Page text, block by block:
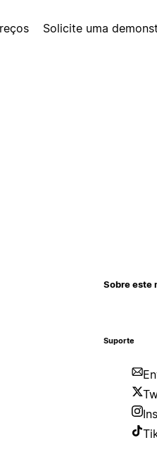
Solicite uma
Sobre este
Suporte